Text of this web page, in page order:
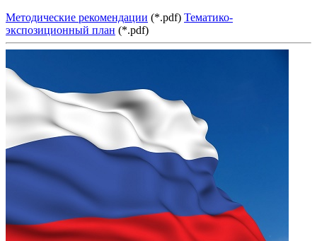
Методические рекомендации (*.pdf) Тематико-
экспозиционный план (*.pdf)